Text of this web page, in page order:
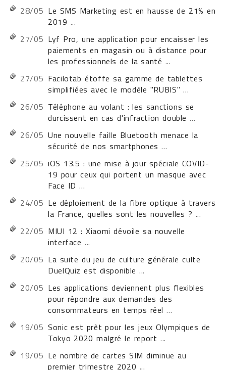
28/05 Le SMS Marketing est en hausse de 21% en
2019 ...
27/05 Lyf Pro, une application pour encaisser les
paiements en magasin ou à distance pour
les professionnels de la santé ...
27/05 Facilotab étoffe sa gamme de tablettes
simplifiées avec le modèle "RUBIS" ...
26/05 Téléphone au volant : les sanctions se
durcissent en cas d'infraction double ...
26/05 Une nouvelle faille Bluetooth menace la
sécurité de nos smartphones ...
25/05 iOS 13.5 : une mise à jour spéciale COVID-
19 pour ceux qui portent un masque avec
Face ID ...
24/05 Le déploiement de la fibre optique à travers
la France, quelles sont les nouvelles ? ...
22/05 MIUI 12 : Xiaomi dévoile sa nouvelle
interface ...
20/05 La suite du jeu de culture générale culte
DuelQuiz est disponible ...
20/05 Les applications deviennent plus flexibles
pour répondre aux demandes des
consommateurs en temps réel ...
19/05 Sonic est prêt pour les jeux Olympiques de
Tokyo 2020 malgré le report ...
19/05 Le nombre de cartes SIM diminue au
premier trimestre 2020 ...